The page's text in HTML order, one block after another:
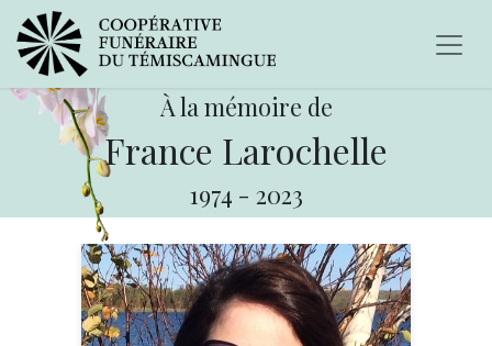
À la mémoire de
France Larochelle
1974 - 2023